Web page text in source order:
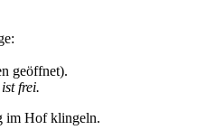
geöffnet).
frei.
im Hof klingeln.